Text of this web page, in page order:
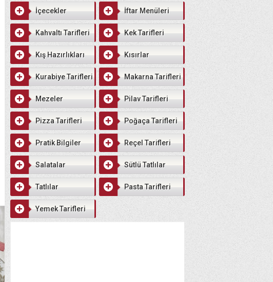
İçecekler İftar Menüleri
Kahvaltı Tarifleri Kek Tarifleri
Kış Hazırlıkları Kısırlar
Kurabiye Tarifleri Makarna Tarifleri
Mezeler Pilav Tarifleri
Pizza Tarifleri Poğaça Tarifleri
Pratik Bilgiler Reçel Tarifleri
Salatalar Sütlü Tatlılar
Tatlılar Pasta Tarifleri
Yemek Tarifleri